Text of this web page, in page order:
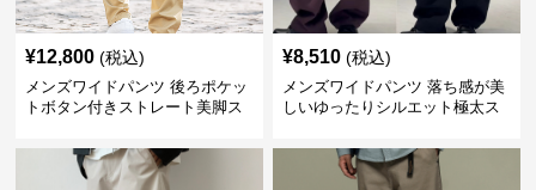
¥12,800 (税込)
メンズワイドパンツ 後ろポケッ
トボタン付きストレート美脚ス
¥8,510 (税込)
メンズワイドパンツ 落ち感が美
しいゆったりシルエット極太ス